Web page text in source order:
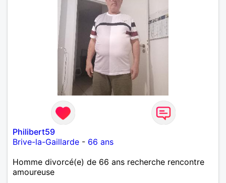
Philibert59
Brive-la-Gaillarde - 66 ans
Homme divorcé(e) de 66 ans recherche rencontre
amoureuse